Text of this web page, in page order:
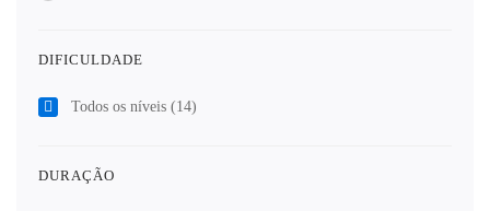
DIFICULDADE
Todos os níveis (14)
DURAÇÃO